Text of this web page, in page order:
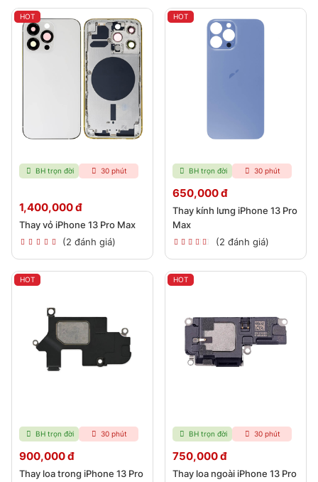
HOT
BH trọn đời 30 phút
1,400,000 đ
Thay vỏ iPhone 13 Pro Max
(2 đánh giá)
HOT
BH trọn đời 30 phút
650,000 đ
Thay kính lưng iPhone 13 Pro
Max
(2 đánh giá)
HOT
BH trọn đời 30 phút
900,000 đ
Thay loa trong iPhone 13 Pro
HOT
BH trọn đời 30 phút
750,000 đ
Thay loa ngoài iPhone 13 Pro